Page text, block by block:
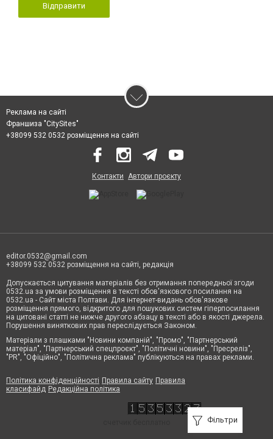
Відправити
Фільтри
Реклама на сайті
Франшиза "CitySites"
+38099 532 0532 розміщення на сайті
Контакти Автори проєкту
editor.0532@gmail.com
+38099 532 0532 розміщення на сайті, редакція
Допускається цитування матеріалів без отримання попередньої згоди
0532.ua за умови розміщення в тексті обов'язкового посилання на
0532.ua - Сайт міста Полтави. Для інтернет-видань обов'язкове
розміщення прямого, відкритого для пошукових систем гіперпосилання
на цитовані статті не нижче другого абзацу в тексті або в якості джерела.
Порушення виняткових прав переслідується Законом.
Матеріали з плашками "Новини компаній", "Промо", "Партнерський
матеріал", "Партнерський спецпроєкт", "Політичні новини", "Пресреліз",
"PR", "Офіційно", "Політична реклама" публікуються на правах реклами.
Політика конфіденційності Правила сайту Правила
класифайд Редакційна політика